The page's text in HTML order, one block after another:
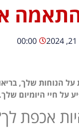
00:00
הנוחות שלך,
על חיי היומיום שלך.
אכפת